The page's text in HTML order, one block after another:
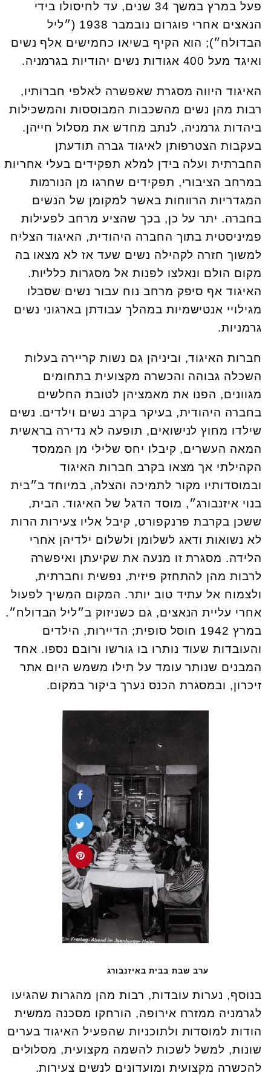
פעל במרץ במשך 34 שנים, עד לחיסולו בידי
הנאצים אחרי פוגרום נובמבר 1938 (״ליל
הבדולח״); הוא הקיף בשיאו כחמישים אלף נשים
ואיגד מעל 400 אגודות נשים יהודיות בגרמניה.
האיגוד היווה מסגרת שאפשרה לאלפי חברותיו,
רבות מהן נשים מהשכבות המבוססות והמשכילות
ביהדות גרמניה, לנתב מחדש את מסלול חייהן.
בעקבות הצטרפותן לאיגוד גברה תודעתן
החברתית ועלה בידן למלא תפקידים בעלי אחריות
במרחב הציבורי, תפקידים שחרגו מן הנורמות
המגדריות הרווחות באשר למקומן של הנשים
בחברה. יתר על כן, בכך שהציע מרחב לפעילות
פמיניסטית בתוך החברה היהודית, האיגוד הצליח
למשוך חזרה לקהילה נשים שעד אז לא מצאו בה
מקום הולם ונאלצו לפנות אל מסגרות כלליות.
האיגוד אף סיפק מרחב נוח עבור נשים שסבלו
מגילויי אנטישמיות במהלך עבודתן בארגוני נשים
גרמניות.
חברות האיגוד, וביניהן גם נשות קריירה בעלות
השכלה גבוהה והכשרה מקצועית בתחומים
מגוונים, הפנו את מאמציהן לטובת החלשים
בחברה היהודית, בעיקר בקרב נשים וילדים. נשים
שילדו מחוץ לנישואים, תופעה לא נדירה בראשית
המאה העשרים, קיבלו יחס שלילי מן הממסד
הקהילתי אך מצאו בקרב חברות האיגוד
ובמוסדותיו מקור לתמיכה והצלה, במיוחד ב״בית
בנוי איזנבורג״, מוסד הדגל של האיגוד. הבית,
ששכן בקרבת פרנקפורט, קיבל אליו צעירות הרות
לא נשואות ודאג לשלומן ולשלום ילדיהן אחרי
הלידה. מסגרת זו מנעה את שקיעתן ואיפשרה
לרבות מהן להתחזק פיזית, נפשית וחברתית,
ולצמוח אל עתיד טוב יותר. המקום המשיך לפעול
אחרי עליית הנאצים, גם כשניזוק ב״ליל הבדולח״.
במרץ 1942 חוסל סופית; הדיירות, הילדים
והעובדות שעוד נותרו בו גורשו ורובם נספו. אחד
המבנים שנותר עומד על תילו משמש היום אתר
זיכרון, ובמסגרת הכנס נערך ביקור במקום.
ערב שבת בבית באיזנבורג
בנוסף, נערות עובדות, רבות מהן מהגרות שהגיעו
לגרמניה ממזרח אירופה, הורחקו מסכנה ממשית
הודות למוסדות ולתוכניות שהפעיל האיגוד בערים
שונות, למשל לשכות להשמה מקצועית, מסלולים
להכשרה מקצועית ומועדונים לנשים צעירות.